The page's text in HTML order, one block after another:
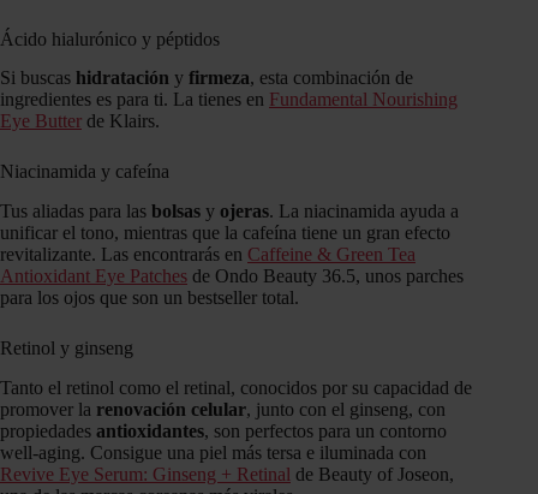
Ácido hialurónico y péptidos
Si buscas hidratación y firmeza, esta combinación de
ingredientes es para ti. La tienes en Fundamental Nourishing
Eye Butter de Klairs.
Niacinamida y cafeína
Tus aliadas para las bolsas y ojeras. La niacinamida ayuda a
unificar el tono, mientras que la cafeína tiene un gran efecto
revitalizante. Las encontrarás en Caffeine & Green Tea
Antioxidant Eye Patches de Ondo Beauty 36.5, unos parches
para los ojos que son un bestseller total.
Retinol y ginseng
Tanto el retinol como el retinal, conocidos por su capacidad de
promover la renovación celular, junto con el ginseng, con
propiedades antioxidantes, son perfectos para un contorno
well-aging. Consigue una piel más tersa e iluminada con
Revive Eye Serum: Ginseng + Retinal de Beauty of Joseon,